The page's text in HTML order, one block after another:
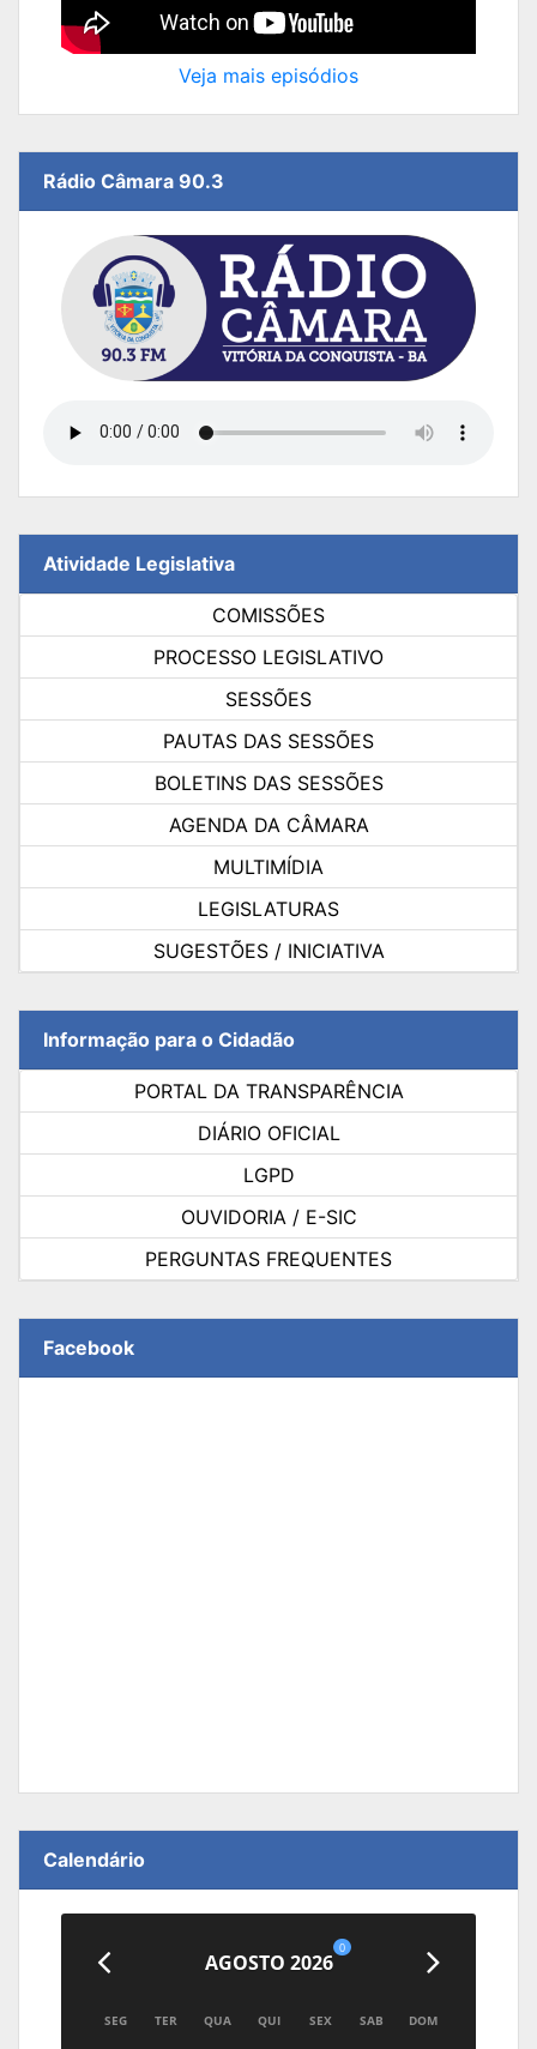
Veja mais episódios
Rádio Câmara 90.3
Atividade Legislativa
COMISSÕES
PROCESSO LEGISLATIVO
SESSÕES
PAUTAS DAS SESSÕES
BOLETINS DAS SESSÕES
AGENDA DA CÂMARA
MULTIMÍDIA
LEGISLATURAS
SUGESTÕES / INICIATIVA
Informação para o Cidadão
PORTAL DA TRANSPARÊNCIA
DIÁRIO OFICIAL
LGPD
OUVIDORIA / E-SIC
PERGUNTAS FREQUENTES
Facebook
Calendário
AGOSTO 2026
0
SEG TER QUA QUI SEX SAB DOM